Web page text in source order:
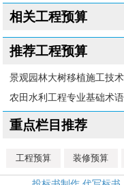
相关工程预算
推荐工程预算
景观园林大树移植施工技
农田水利工程专业基础术语
重点栏目推荐
工程预算 装修预算